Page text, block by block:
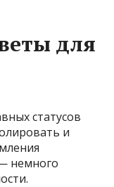
для
статусов
и
немного